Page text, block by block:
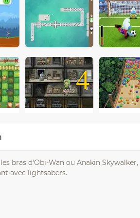
4
bras d'Obi-Wan ou Anakin
avec lightsabers.